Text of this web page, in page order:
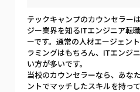
テックキャンプのカウンセラー
ジー業界を知るITエンジニア転
ーです。通常の人材エージェン
ラミングはもちろん、ITエンジ
い方が多いです。
当校のカウンセラーなら、あな
ントでマッチしたスキルを持っ